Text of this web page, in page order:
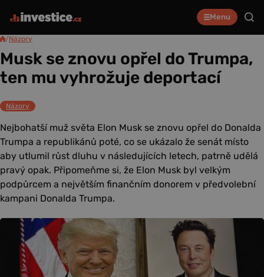
Menu
/Názory
Musk se znovu opřel do Trumpa,
ten mu vyhrožuje deportací
Názory
Nejbohatší muž světa Elon Musk se znovu opřel do Donalda
Trumpa a republikánů poté, co se ukázalo že senát místo
aby utlumil růst dluhu v následujících letech, patrně udělá
pravý opak. Připomeňme si, že Elon Musk byl velkým
podpůrcem a největším finančním donorem v předvolební
kampani Donalda Trumpa.